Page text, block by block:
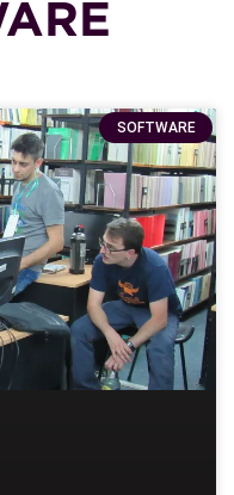
SOFTWARE